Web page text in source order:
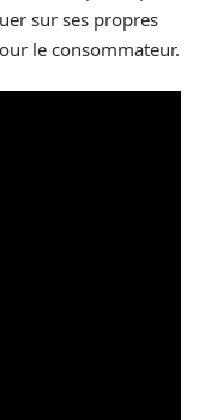
sur ses propres
le consommateur.